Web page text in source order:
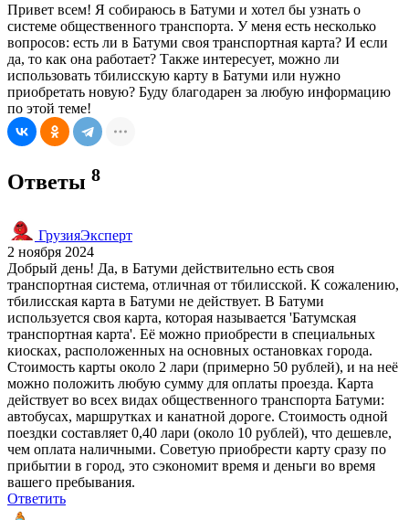
Привет всем! Я собираюсь в Батуми и хотел бы узнать о
системе общественного транспорта. У меня есть несколько
вопросов: есть ли в Батуми своя транспортная карта? И если
да, то как она работает? Также интересует, можно ли
использовать тбилисскую карту в Батуми или нужно
приобретать новую? Буду благодарен за любую информацию
по этой теме!
Ответы 8
ГрузияЭксперт
2 ноября 2024
Добрый день! Да, в Батуми действительно есть своя
транспортная система, отличная от тбилисской. К сожалению,
тбилисская карта в Батуми не действует. В Батуми
используется своя карта, которая называется 'Батумская
транспортная карта'. Её можно приобрести в специальных
киосках, расположенных на основных остановках города.
Стоимость карты около 2 лари (примерно 50 рублей), и на неё
можно положить любую сумму для оплаты проезда. Карта
действует во всех видах общественного транспорта Батуми:
автобусах, маршрутках и канатной дороге. Стоимость одной
поездки составляет 0,40 лари (около 10 рублей), что дешевле,
чем оплата наличными. Советую приобрести карту сразу по
прибытии в город, это сэкономит время и деньги во время
вашего пребывания.
Ответить